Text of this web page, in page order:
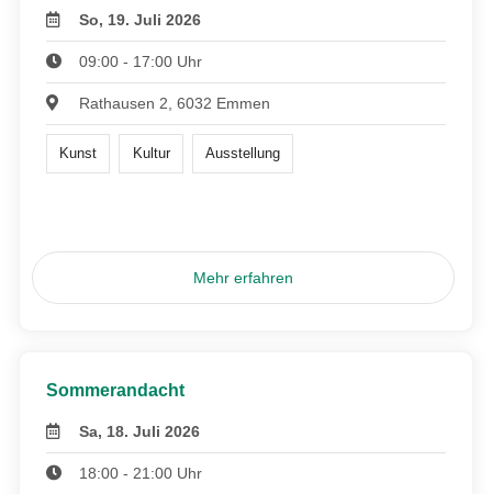
So, 19. Juli 2026
09:00 - 17:00 Uhr
Rathausen 2, 6032 Emmen
Kunst Kultur Ausstellung
Mehr erfahren
Sommerandacht
Sa, 18. Juli 2026
18:00 - 21:00 Uhr